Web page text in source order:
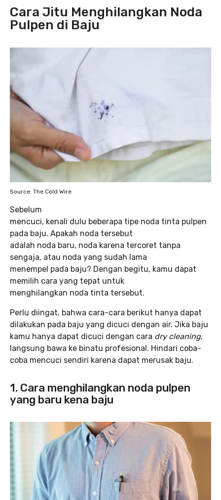
Cara Jitu Menghilangkan Noda
Pulpen di Baju
Source: The Cold Wire
Sebelum
mencuci, kenali dulu beberapa tipe noda tinta pulpen
pada baju. Apakah noda tersebut
adalah noda baru, noda karena tercoret tanpa
sengaja, atau noda yang sudah lama
menempel pada baju? Dengan begitu, kamu dapat
memilih cara yang tepat untuk
menghilangkan noda tinta tersebut.
Perlu diingat, bahwa cara-cara berikut hanya dapat
dilakukan pada baju yang dicuci dengan air. Jika baju
kamu hanya dapat dicuci dengan cara dry cleaning,
langsung bawa ke binatu profesional. Hindari coba-
coba mencuci sendiri karena dapat merusak baju.
1. Cara menghilangkan noda pulpen
yang baru kena baju